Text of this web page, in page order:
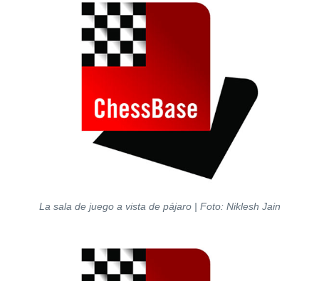
La sala de juego a vista de pájaro | Foto: Niklesh Jain